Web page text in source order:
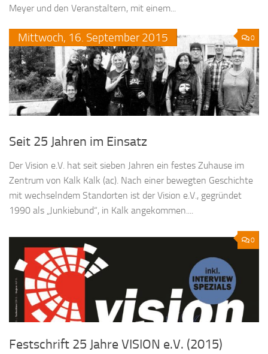
Meyer und den Veranstaltern, mit einem...
0
Mittwoch, 16. September 2015
Seit 25 Jahren im Einsatz
Der Vision e.V. hat seit sieben Jahren ein festes Zuhause im
Zentrum von Kalk Kalk (ac). Nach einer bewegten Geschichte
mit wechselndem Standorten ist der Vision e.V., gegründet
1990 als „Junkiebund“, in Kalk angekommen....
0
Festschrift 25 Jahre VISION e.V. (2015)